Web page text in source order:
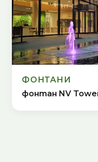
ФОНТАНИ
фонтан NV